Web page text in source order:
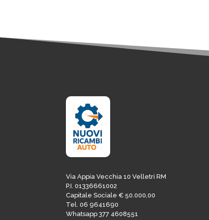
Via Appia Vecchia 10 Velletri RM
P.I. 01336661002
Capitale Sociale € 50.000,00
Tel. 06 9641690
Whatsapp 377 4608551